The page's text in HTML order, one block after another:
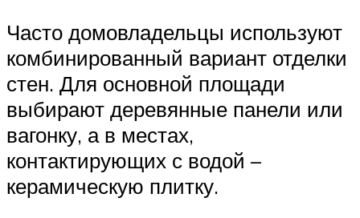
Часто домовладельцы используют
комбинированный вариант отделки
стен. Для основной площади
выбирают деревянные панели или
вагонку, а в местах,
контактирующих с водой –
керамическую плитку.